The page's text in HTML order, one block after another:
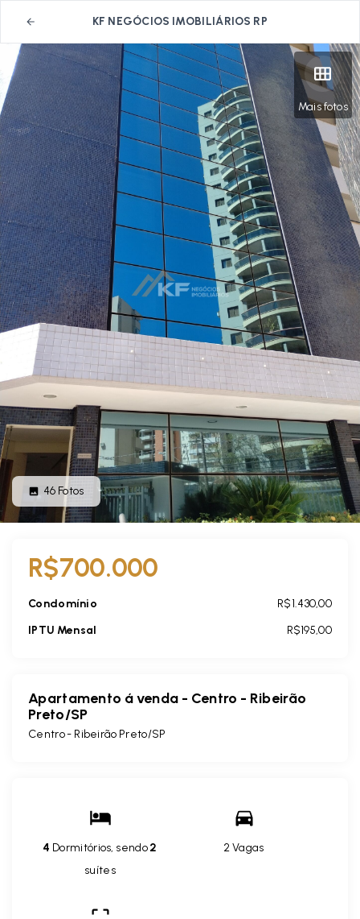
KF NEGÓCIOS IMOBILIÁRIOS RP
Mais fotos
46 Fotos
R$700.000
Condomínio
R$1.430,00
IPTU Mensal
R$195,00
Apartamento á venda - Centro - Ribeirão
Preto/SP
Centro - Ribeirão Preto/SP
4 Dormitórios, sendo2
suítes
2 Vagas